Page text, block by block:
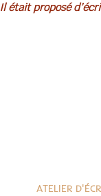
Il était proposé
ATELIER